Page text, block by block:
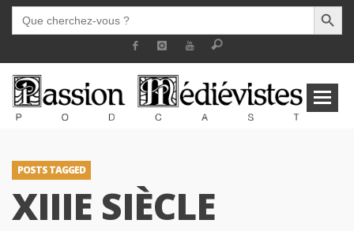
SEARCH
FOR:
SEARCH
POSTS TAGGED
XIIIE SIÈCLE